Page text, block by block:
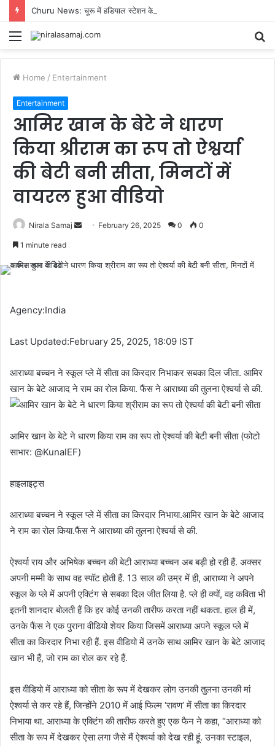
Menu
Home / Entertainment
Entertainment
आमिर खान के बेटे ने धारण
किया श्रीराम का रूप तो ऐश्वर्या
की बेटी बनी सीता, मिनटों में
वायरल हुआ वीडियो
Nirala Samaj
Send February 26, 2025 0 0
1 minute read
Agency:India
Last Updated:February 25, 2025, 18:09 IST
आराध्या बच्चन ने स्कूल प्ले में सीता का किरदार निभाकर सबका दिल जीता. आमिर
खान के बेटे आजाद ने राम का रोल किया. फैंस ने आराध्या की तुलना ऐश्वर्या से की.
आमिर खान के बेटे ने धारण किया राम का रूप तो ऐश्वर्या की बेटी बनी सीता (फोटो
साभार: @KunalEF)
हाइलाइट्स
आराध्या बच्चन ने स्कूल प्ले में सीता का किरदार निभाया.आमिर खान के बेटे आजाद
ने राम का रोल किया.फैंस ने आराध्या की तुलना ऐश्वर्या से की.
ऐश्वर्या राय और अभिषेक बच्चन की बेटी आराध्या बच्चन अब बड़ी हो रही हैं. अक्सर
अपनी मम्मी के साथ वह स्पॉट होती हैं. 13 साल की उम्र में ही, आराध्या ने अपने
स्कूल के प्ले में अपनी एक्टिंग से सबका दिल जीत लिया है. प्ले ही क्यों, वह कविता भी
इतनी शानदार बोलती हैं कि हर कोई उनकी तारीफ करता नहीं थकता. हाल ही में,
उनके फैंस ने एक पुराना वीडियो शेयर किया जिसमें आराध्या अपने स्कूल प्ले में
सीता का किरदार निभा रही हैं. इस वीडियो में उनके साथ आमिर खान के बेटे आजाद
खान भी हैं, जो राम का रोल कर रहे हैं.
इस वीडियो में आराध्या को सीता के रूप में देखकर लोग उनकी तुलना उनकी मां
ऐश्वर्या से कर रहे हैं, जिन्होंने 2010 में आई फिल्म ‘रावण’ में सीता का किरदार
निभाया था. आराध्या के एक्टिंग की तारीफ करते हुए एक फैन ने कहा, “आराध्या को
सीता के रूप में देखकर ऐसा लगा जैसे मैं ऐश्वर्या को देख रही हूं. उनका स्टाइल,